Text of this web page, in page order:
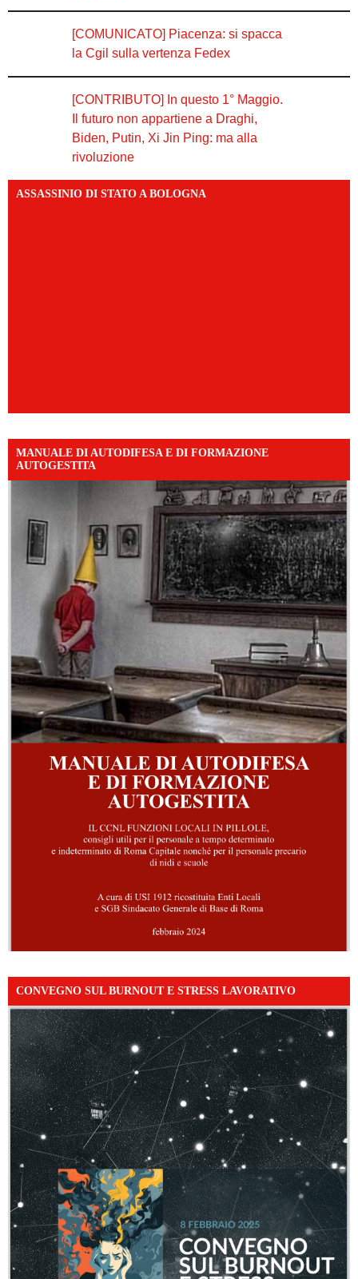
[COMUNICATO] Piacenza: si spacca
la Cgil sulla vertenza Fedex
[CONTRIBUTO] In questo 1° Maggio.
Il futuro non appartiene a Draghi,
Biden, Putin, Xi Jin Ping: ma alla
rivoluzione
ASSASSINIO DI STATO A BOLOGNA
MANUALE DI AUTODIFESA E DI FORMAZIONE
AUTOGESTITA
CONVEGNO SUL BURNOUT E STRESS LAVORATIVO